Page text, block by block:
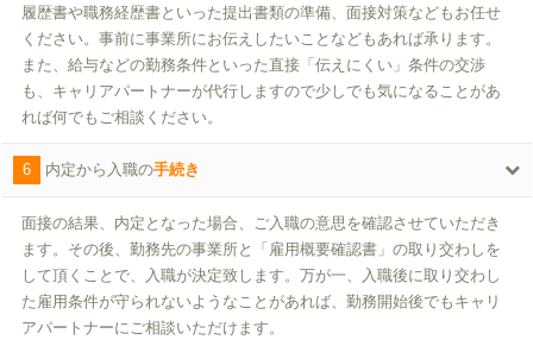
履歴書や職務経歴書といった提出書類の準備、面接対策などもお任せ
ください。事前に事業所にお伝えしたいことなどもあれば承ります。
また、給与などの勤務条件といった直接「伝えにくい」条件の交渉
も、キャリアパートナーが代行しますので少しでも気になることがあ
れば何でもご相談ください。
6 内定から入職の手続き
面接の結果、内定となった場合、ご入職の意思を確認させていただき
ます。その後、勤務先の事業所と「雇用概要確認書」の取り交わしを
して頂くことで、入職が決定致します。万が一、入職後に取り交わし
た雇用条件が守られないようなことがあれば、勤務開始後でもキャリ
アパートナーにご相談いただけます。